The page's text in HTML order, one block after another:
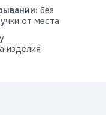
без
от места
изделия